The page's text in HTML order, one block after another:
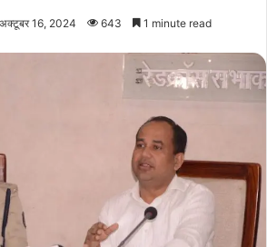
अक्टूबर 16, 2024 643 1 minute read